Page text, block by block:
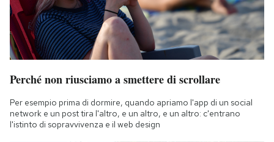
Regala il Post
Hai bisogno di aiuto?
Esci
Perché non riusciamo a smettere di scrollare
Per esempio prima di dormire, quando apriamo l'app di un social
network e un post tira l'altro, e un altro, e un altro: c'entrano
l'istinto di sopravvivenza e il web design